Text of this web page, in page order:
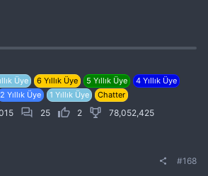
Üye 6 Yıllık Üye 5 Yıllık Üye
4 Yıllık Üye
2 Yıllık Üye 1 Yıllık Üye Chatter
25 2
78,052,425
#168